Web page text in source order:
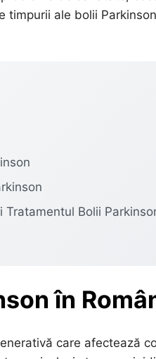
timpurii ale bolii
Bolii
în
care afectează